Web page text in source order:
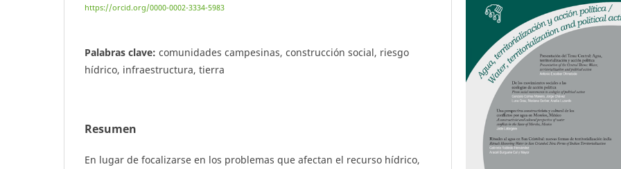
https://orcid.org/0000-0002-3334-5983
Palabras clave: comunidades campesinas, construcción social, riesgo
hídrico, infraestructura, tierra
Resumen
En lugar de focalizarse en los problemas que afectan el recurso hídrico,